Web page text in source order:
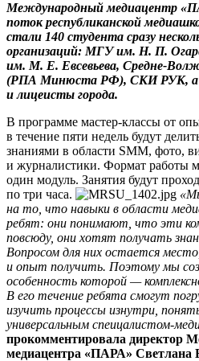
Международный медиацентр
поток республиканской
стали 140 студента сразу
организаций: МГУ им. Н. П.
им. М. Е. Евсевьева, Средне-
(РПА Минюста РФ), СКИ РУК, а
и лицеисты города.
В программе мастер-классы от
в течение пяти недель будут
знаниями в области SMM, фото,
и журналистики. Формат работы
один модуль. Занятия будут
по три часа.
на то, что навыки в области
ребят: они понимают, что эти
повсюду, они хотят получать
Вопросом для них остается
и опыт получить. Поэтому мы
особенность которой —
В его течение ребята смогут
изучить процессы изнутри,
универсальным спеицалистом-
прокомментировала директор
медиацентра «ПАРА» Светлана